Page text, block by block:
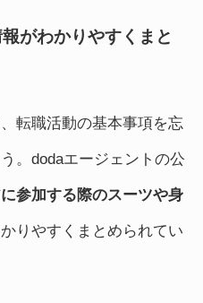
がわかりやすくまと
転職活動の基本事項を忘
。dodaエージェントの公
参加する際のスーツや身
りやすくまとめられてい